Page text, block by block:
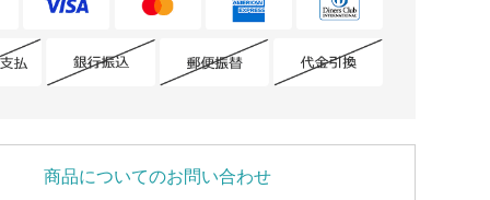
商品についてのお問い合わせ